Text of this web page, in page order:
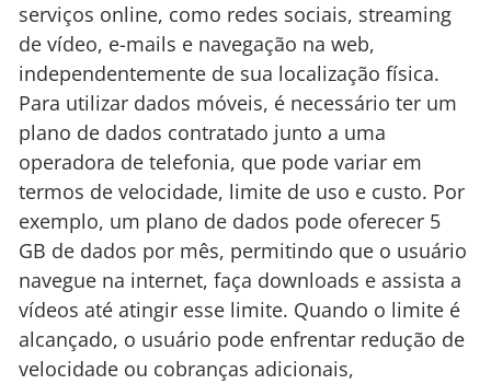
serviços online, como redes sociais, streaming
de vídeo, e-mails e navegação na web,
independentemente de sua localização física.
Para utilizar dados móveis, é necessário ter um
plano de dados contratado junto a uma
operadora de telefonia, que pode variar em
termos de velocidade, limite de uso e custo. Por
exemplo, um plano de dados pode oferecer 5
GB de dados por mês, permitindo que o usuário
navegue na internet, faça downloads e assista a
vídeos até atingir esse limite. Quando o limite é
alcançado, o usuário pode enfrentar redução de
velocidade ou cobranças adicionais,